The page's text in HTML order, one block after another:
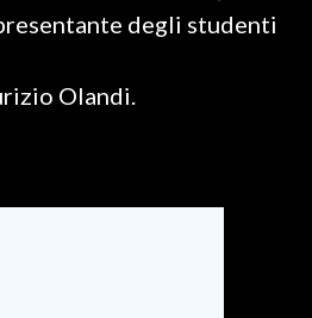
degli studenti
Olandi.